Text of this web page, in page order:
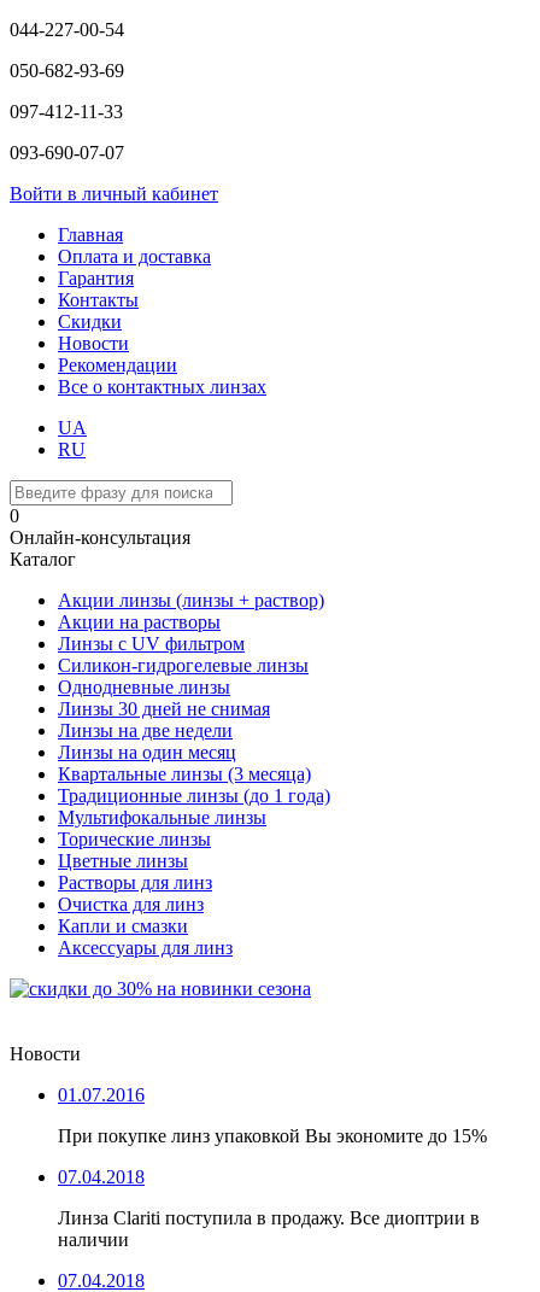
044-227-00-54
050-682-93-69
097-412-11-33
093-690-07-07
Войти в личный кабинет
Главная
Оплата и доставка
Гарантия
Контакты
Скидки
Новости
Рекомендации
Все о контактных линзах
UA
RU
0
Онлайн-консультация
Каталог
Акции линзы (линзы + раствор)
Акции на растворы
Линзы с UV фильтром
Силикон-гидрогелевые линзы
Однодневные линзы
Линзы 30 дней не снимая
Линзы на две недели
Линзы на один месяц
Квартальные линзы (3 месяца)
Традиционные линзы (до 1 года)
Мультифокальные линзы
Торические линзы
Цветные линзы
Растворы для линз
Очистка для линз
Капли и смазки
Аксессуары для линз
Новости
01.07.2016
При покупке линз упаковкой Вы экономите до 15%
07.04.2018
Линза Clariti поступила в продажу. Все диоптрии в
наличии
07.04.2018